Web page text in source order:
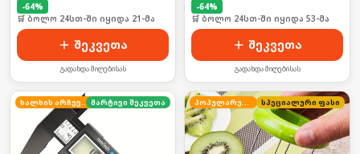
-64%
🛒 ბოლო 24სთ-ში იყიდა 21-მა
შეკვეთა
გადახდა მიღებისას
-64%
🛒 ბოლო 24სთ-ში იყიდა 53-მა
შეკვეთა
გადახდა მიღებისას
ხალხის არჩევანი მარტივი შეკვეთა პოპულარული სპეციალური ფასი